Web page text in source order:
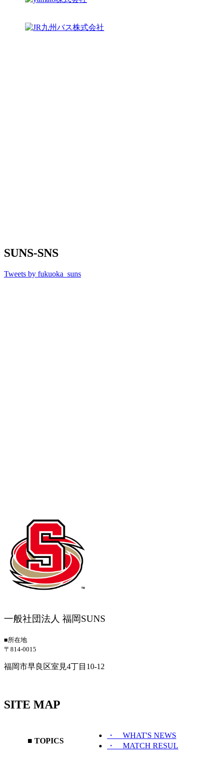
SUNS-SNS
Tweets by fukuoka_suns
一般社団法人 福岡SUNS
■所在地
〒814-0015
福岡市早良区室見4丁目10-12
SITE MAP
■ TOPICS
・ WHAT'S NEWS
・ MATCH RESUL